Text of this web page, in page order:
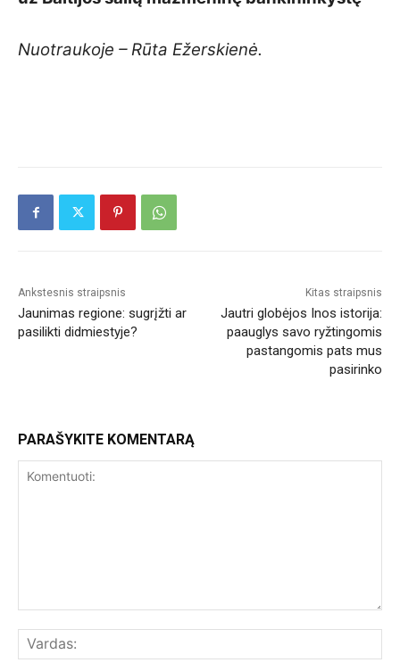
Nuotraukoje – Rūta Ežerskienė.
Ankstesnis straipsnis
Jaunimas regione: sugrįžti ar
pasilikti didmiestyje?
Kitas straipsnis
Jautri globėjos Inos istorija:
paauglys savo ryžtingomis
pastangomis pats mus
pasirinko
PARAŠYKITE KOMENTARĄ